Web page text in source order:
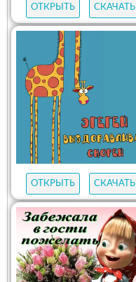
ОТКРЫТЬ СКАЧАТЬ
ОТКРЫТЬ СКАЧАТЬ